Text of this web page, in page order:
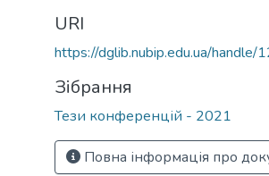
URI
https://dglib.nubip.edu.ua/
Зібрання
Тези конференцій - 2021
Повна інформація про